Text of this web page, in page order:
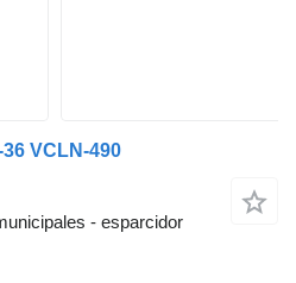
VCLN-490
- esparcidor